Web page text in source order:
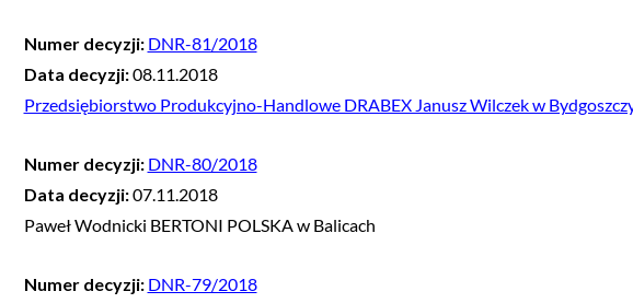
Numer decyzji: DNR-81/2018
Data decyzji:08.11.2018
Przedsiębiorstwo Produkcyjno-Handlowe DRABEX Janusz Wilczek w
Numer decyzji: DNR-80/2018
Data decyzji:07.11.2018
Paweł Wodnicki BERTONI POLSKA w Balicach
Numer decyzji: DNR-79/2018